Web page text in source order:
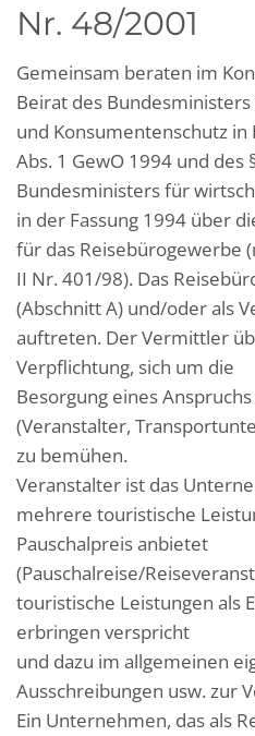
Nr. 48/2001
Gemeinsam beraten im
Beirat des
und Konsumentenschutz in
Abs. 1 GewO 1994 und
Bundesministers für
in der Fassung 1994 über
für das Reisebürogewerbe
II Nr. 401/98). Das
(Abschnitt A) und/oder als
auftreten. Der Vermittler
Verpflichtung, sich um die
Besorgung eines
(Veranstalter,
zu bemühen.
Veranstalter ist das
mehrere touristische
Pauschalpreis anbietet
(Pauschalreise/
touristische Leistungen als
erbringen verspricht
und dazu im allgemeinen
Ausschreibungen usw. zur
Ein Unternehmen, das als